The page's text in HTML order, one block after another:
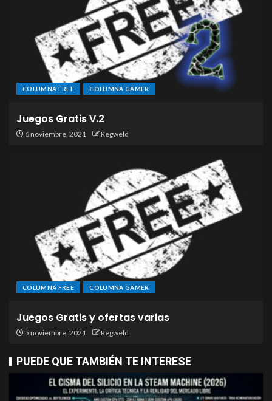
COLUMNA FREE COLUMNA GAMER
Juegos Gratis V.2
6 noviembre, 2021 Regweld
COLUMNA FREE COLUMNA GAMER
Juegos Gratis y ofertas varias
5 noviembre, 2021 Regweld
PUEDE QUE TAMBIÉN TE INTERESE